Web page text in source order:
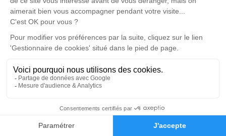
Faire-part Hommages
Un service de plantation d’arbre hommage est
disponible ici.
Cérémonie religieuse
Église de Montfaucon-en-Velay
43290 Montfaucon-en-Velay